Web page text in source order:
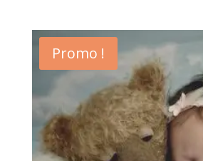
Promo !